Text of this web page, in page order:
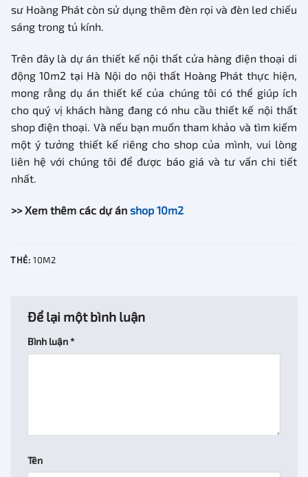
sư Hoàng Phát còn sử dụng thêm đèn rọi và đèn led chiếu
sáng trong tủ kính.
Trên đây là dự án thiết kế nội thất cửa hàng điện thoại di
động 10m2 tại Hà Nội do nội thất Hoàng Phát thực hiện,
mong rằng dụ án thiết kế của chúng tôi có thể giúp ích
cho quý vị khách hàng đang có nhu cầu thiết kế nội thất
shop điện thoại. Và nếu bạn muốn tham khảo và tìm kiếm
một ý tưởng thiết kế riêng cho shop của mình, vui lòng
liên hệ với chúng tôi để được báo giá và tư vấn chi tiết
nhất.
>> Xem thêm các dự án shop 10m2
THẺ: 10M2
Để lại một bình luận
Bình luận *
Tên